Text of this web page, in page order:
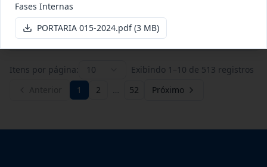
Data:20/07/2026
Itens por página: 10 Exibindo 1 –10 de 513 registros
1 2 … 52 Próximo
Fases Internas
PORTARIA 015-2024.pdf(3 MB)